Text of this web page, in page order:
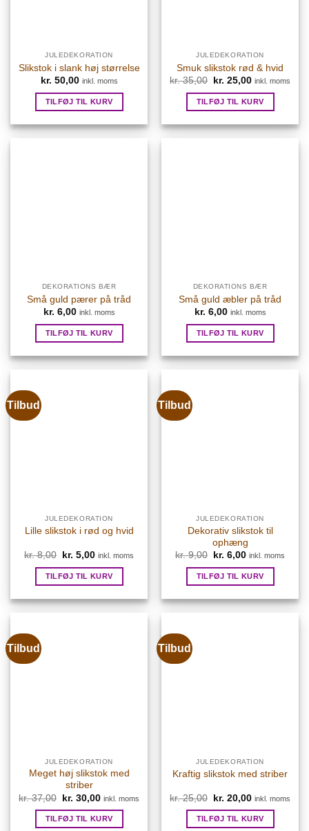
JULEDEKORATION
Slikstok i slank høj størrelse
kr. 50,00 inkl. moms
TILFØJ TIL KURV
JULEDEKORATION
Smuk slikstok rød & hvid
kr.35,00
Den
pris
var:
kr. 25,00 Den
pris
er:
inkl. moms
TILFØJ TIL KURV
DEKORATIONS BÆR
Små guld pærer på tråd
kr. 6,00 inkl. moms
TILFØJ TIL KURV
DEKORATIONS BÆR
Små guld æbler på tråd
kr. 6,00 inkl. moms
TILFØJ TIL KURV
Tilbud
JULEDEKORATION
Lille slikstok i rød og hvid
kr.8,00
Den
pris
var:
kr. 5,00 Den
pris
er:
inkl. moms
TILFØJ TIL KURV
Tilbud
JULEDEKORATION
Dekorativ slikstok til
ophæng
kr.9,00
Den
pris
var:
kr. 6,00 Den
pris
er:
inkl. moms
TILFØJ TIL KURV
Tilbud
JULEDEKORATION
Meget høj slikstok med
striber
kr.37,00
Den
pris
var:
kr. 30,00 Den
pris
er:
inkl. moms
TILFØJ TIL KURV
Tilbud
JULEDEKORATION
Kraftig slikstok med striber
kr.25,00
Den
pris
var:
kr. 20,00 Den
pris
er:
inkl. moms
TILFØJ TIL KURV